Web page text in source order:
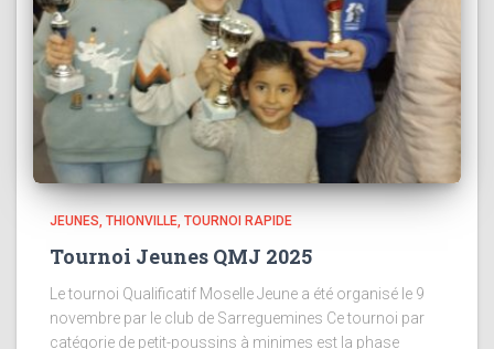
JEUNES THIONVILLE TOURNOI RAPIDE
Tournoi Jeunes QMJ 2025
Le tournoi Qualificatif Moselle Jeune a été organisé le 9
novembre par le club de Sarreguemines Ce tournoi par
catégorie de petit-poussins à minimes est la phase